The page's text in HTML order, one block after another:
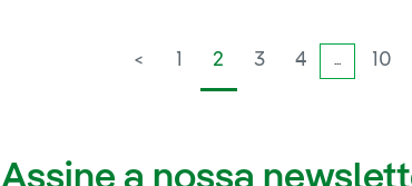
< 1 2 3 4 ... 10